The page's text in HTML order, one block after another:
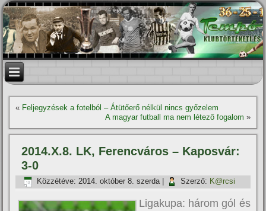
« Feljegyzések a fotelból – Átütőerő nélkül nincs győzelem
A magyar futball ma nem létező fogalom »
2014.X.8. LK, Ferencváros – Kaposvár:
3-0
Közzétéve: 2014. október 8. szerda| Szerző: K@rcsi
Ligakupa: három gól és